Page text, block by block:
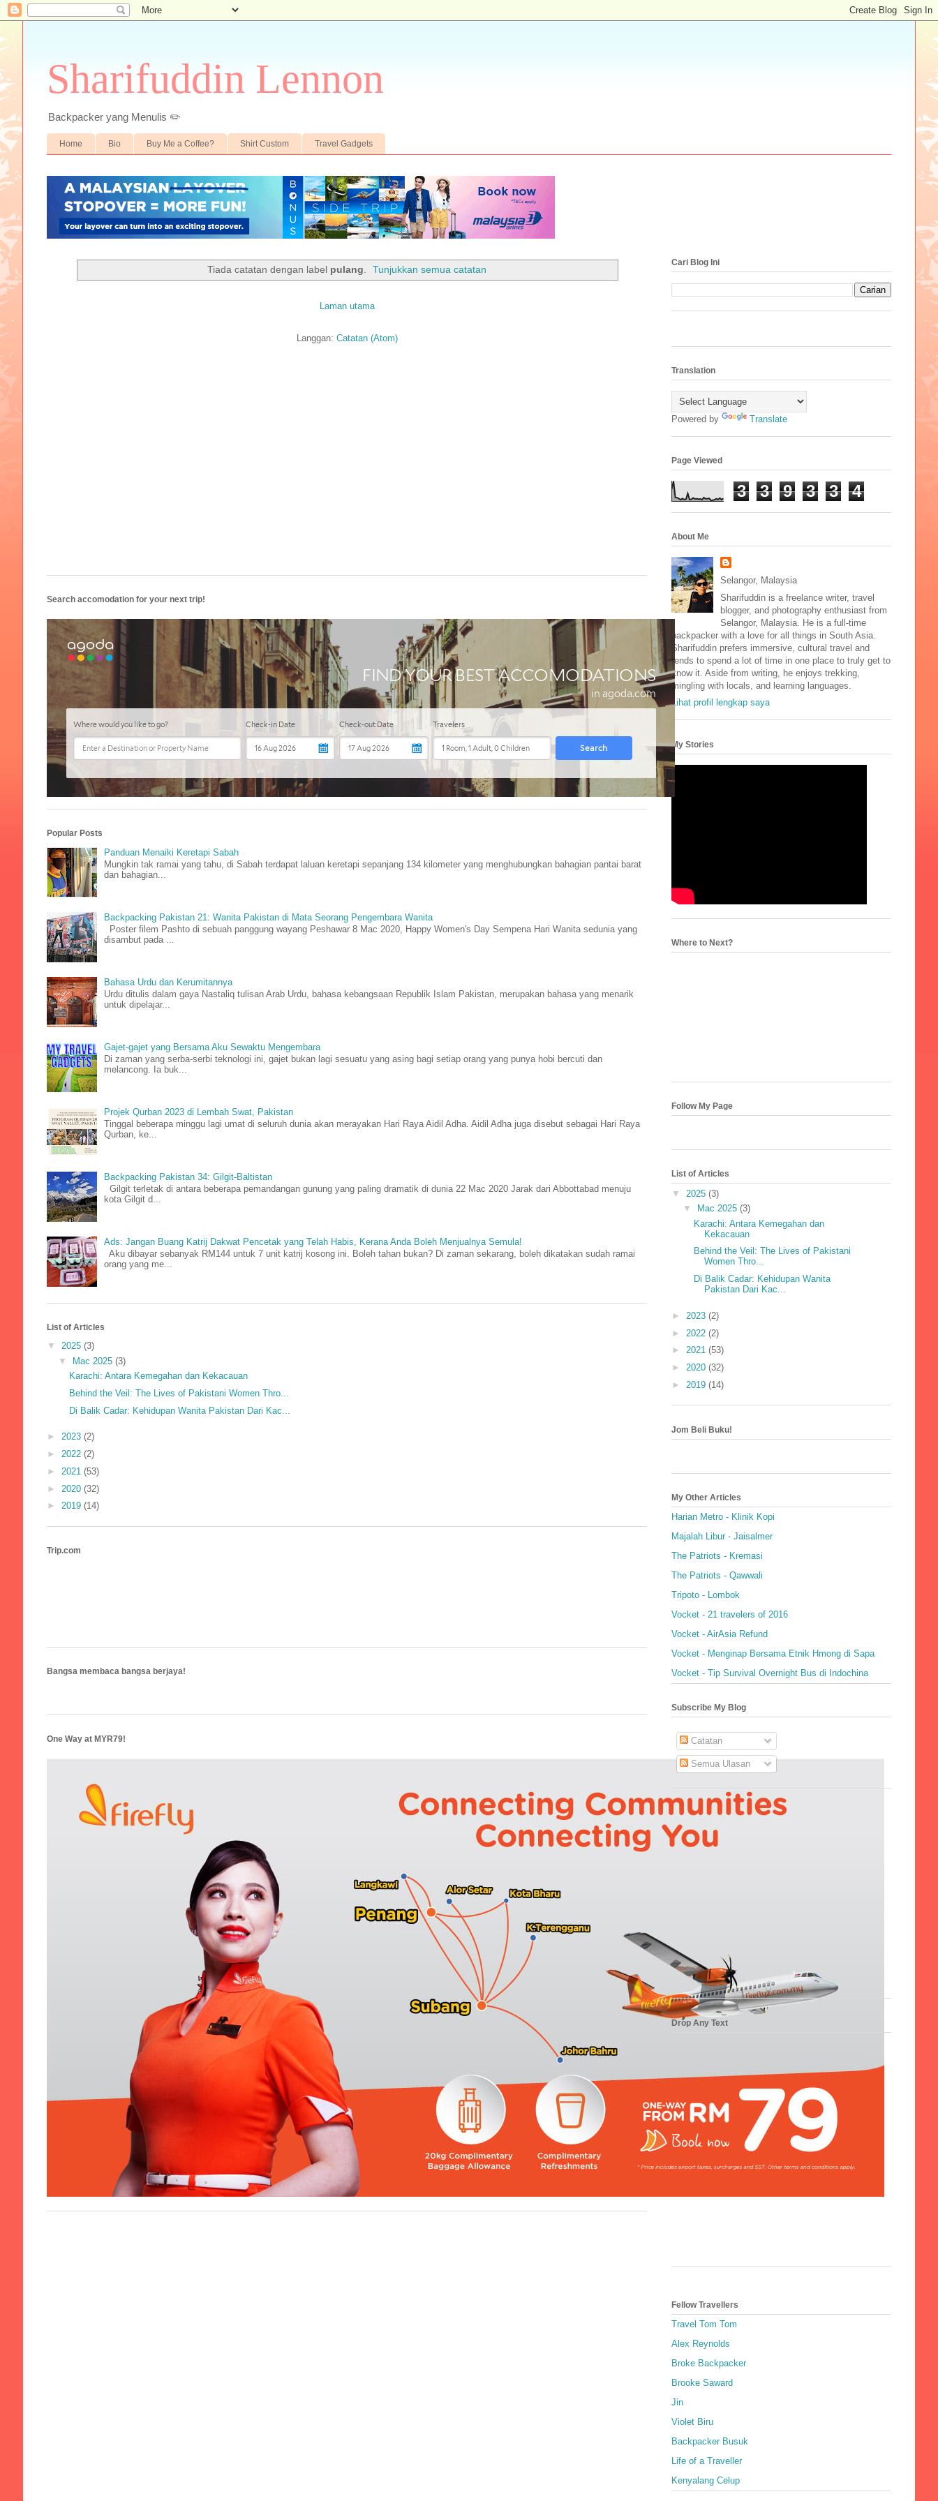
Sharifuddin Lennon
Backpacker yang Menulis ✏️
Home Bio Buy Me a Coffee? Shirt Custom Travel Gadgets
Tiada catatan dengan label pulang Tunjukkan semua catatan
Laman utama
Langgan: Catatan (Atom)
Search accomodation for your next trip!
Popular Posts
Panduan Menaiki Keretapi Sabah
Mungkin tak ramai yang tahu, di Sabah terdapat laluan keretapi sepanjang 134 kilometer yang menghubungkan bahagian pantai barat
dan bahagian...
Backpacking Pakistan 21: Wanita Pakistan di Mata Seorang Pengembara Wanita
Poster filem Pashto di sebuah panggung wayang Peshawar 8 Mac 2020, Happy Women's Day Sempena Hari Wanita sedunia yang
disambut pada ...
Bahasa Urdu dan Kerumitannya
Urdu ditulis dalam gaya Nastaliq tulisan Arab Urdu, bahasa kebangsaan Republik Islam Pakistan, merupakan bahasa yang menarik
untuk dipelajar...
Gajet-gajet yang Bersama Aku Sewaktu Mengembara
Di zaman yang serba-serbi teknologi ini, gajet bukan lagi sesuatu yang asing bagi setiap orang yang punya hobi bercuti dan
melancong. Ia buk...
Projek Qurban 2023 di Lembah Swat, Pakistan
Tinggal beberapa minggu lagi umat di seluruh dunia akan merayakan Hari Raya Aidil Adha. Aidil Adha juga disebut sebagai Hari Raya
Qurban, ke...
Backpacking Pakistan 34: Gilgit-Baltistan
Gilgit terletak di antara beberapa pemandangan gunung yang paling dramatik di dunia 22 Mac 2020 Jarak dari Abbottabad menuju
kota Gilgit d...
Ads: Jangan Buang Katrij Dakwat Pencetak yang Telah Habis, Kerana Anda Boleh Menjualnya Semula!
Aku dibayar sebanyak RM144 untuk 7 unit katrij kosong ini. Boleh tahan bukan? Di zaman sekarang, boleh dikatakan sudah ramai
orang yang me...
List of Articles
▼ 2025 (3)
▼ Mac 2025 (3)
Karachi: Antara Kemegahan dan Kekacauan
Behind the Veil: The Lives of Pakistani Women Thro...
Di Balik Cadar: Kehidupan Wanita Pakistan Dari Kac...
► 2023 (2)
► 2022 (2)
► 2021 (53)
► 2020 (32)
► 2019 (14)
Trip.com
Bangsa membaca bangsa berjaya!
One Way at MYR79!
Cari Blog Ini
Translation
Powered by Translate
Page Viewed
3 3 9 3 3 4
About Me
Selangor, Malaysia
Sharifuddin is a freelance writer, travel
blogger, and photography enthusiast from
Selangor, Malaysia. He is a full-time
backpacker with a love for all things in South Asia.
Sharifuddin prefers immersive, cultural travel and
tends to spend a lot of time in one place to truly get to
know it. Aside from writing, he enjoys trekking,
mingling with locals, and learning languages.
Lihat profil lengkap saya
My Stories
Where to Next?
Follow My Page
List of Articles
▼ 2025 (3)
▼
Mac 2025 (3)
Karachi: Antara Kemegahan dan
Kekacauan
Behind the Veil: The Lives of Pakistani
Women Thro...
Di Balik Cadar: Kehidupan Wanita
Pakistan Dari Kac...
► 2023 (2)
► 2022 (2)
► 2021 (53)
► 2020 (32)
► 2019 (14)
Jom Beli Buku!
My Other Articles
Harian Metro - Klinik Kopi
Majalah Libur - Jaisalmer
The Patriots - Kremasi
The Patriots - Qawwali
Tripoto - Lombok
Vocket - 21 travelers of 2016
Vocket - AirAsia Refund
Vocket - Menginap Bersama Etnik Hmong di Sapa
Vocket - Tip Survival Overnight Bus di Indochina
Subscribe My Blog
Catatan
Semua Ulasan
Drop Any Text
Fellow Travellers
Travel Tom Tom
Alex Reynolds
Broke Backpacker
Brooke Saward
Jin
Violet Biru
Backpacker Busuk
Life of a Traveller
Kenyalang Celup